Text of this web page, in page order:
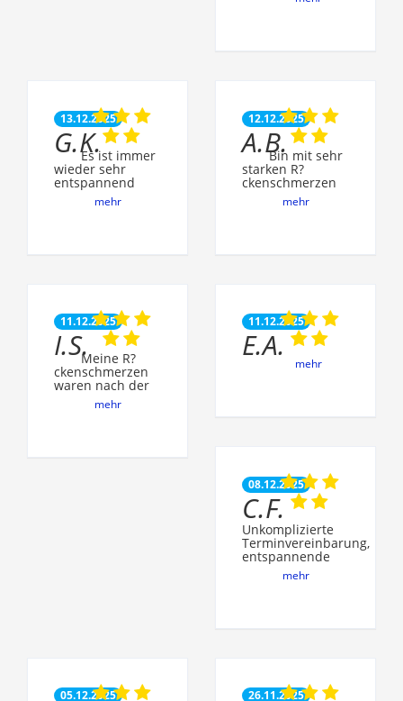
13.12.2025
G.K.Es ist immer
wieder sehr
entspannend
mehr
12.12.2025
A.B.Bin mit sehr
starken R?
ckenschmerzen
mehr
11.12.2025
I.S.Meine R?
ckenschmerzen
waren nach der
mehr
11.12.2025
E.A.
mehr
08.12.2025
C.F.
Unkomplizierte
Terminvereinbarung,
entspannende
mehr
05.12.2025 26.11.2025